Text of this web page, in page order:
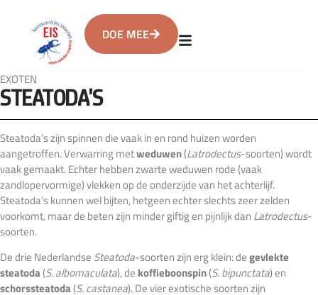
DOE MEE
EXOTEN
STEATODA'S
Steatoda’s zijn spinnen die vaak in en rond huizen worden
aangetroffen. Verwarring metweduwen(Latrodectus-soorten) wordt
vaak gemaakt. Echter hebben zwarte weduwen rode (vaak
zandlopervormige) vlekken op de onderzijde van het achterlijf.
Steatoda’s kunnen wel bijten, hetgeen echter slechts zeer zelden
voorkomt, maar de beten zijn minder giftig en pijnlijk dan Latrodectus-
soorten.
De drie Nederlandse Steatoda-soorten zijn erg klein: degevlekte
steatoda(S. albomaculata), de koffieboonspin(S. bipunctata) en
schorssteatoda(S. castanea). De vier exotische soorten zijn